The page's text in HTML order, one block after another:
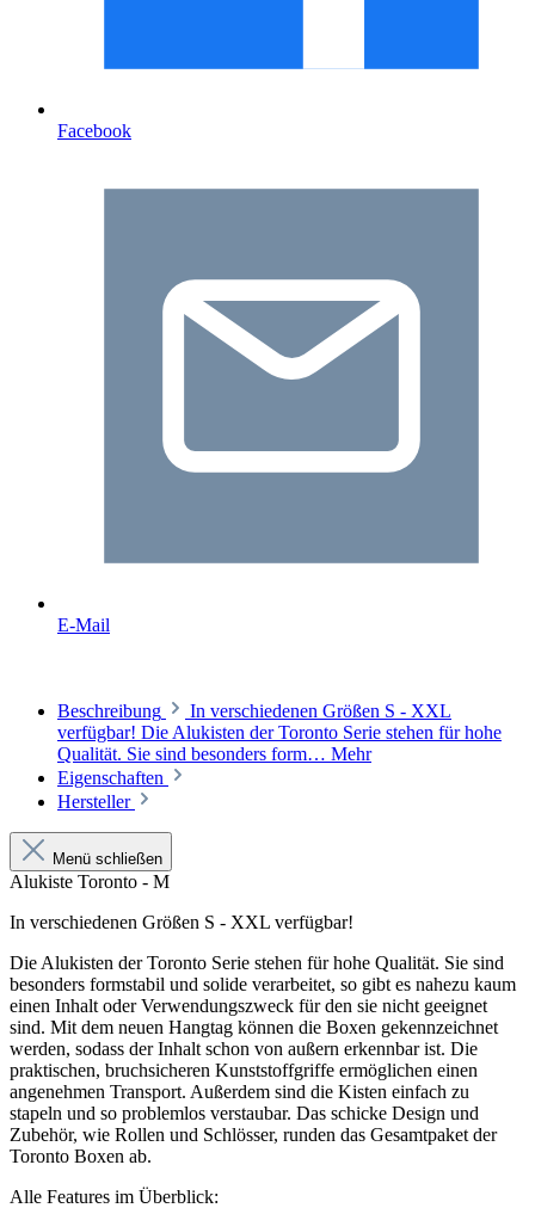
Facebook
E-Mail
Beschreibung
In verschiedenen Größen S - XXL
verfügbar! Die Alukisten der Toronto Serie stehen für hohe
Qualität. Sie sind besonders form… Mehr
Eigenschaften
Hersteller
Menü schließen
Alukiste Toronto - M
In verschiedenen Größen S - XXL verfügbar!
Die Alukisten der Toronto Serie stehen für hohe Qualität. Sie sind
besonders formstabil und solide verarbeitet, so gibt es nahezu kaum
einen Inhalt oder Verwendungszweck für den sie nicht geeignet
sind. Mit dem neuen Hangtag können die Boxen gekennzeichnet
werden, sodass der Inhalt schon von außern erkennbar ist. Die
praktischen, bruchsicheren Kunststoffgriffe ermöglichen einen
angenehmen Transport. Außerdem sind die Kisten einfach zu
stapeln und so problemlos verstaubar. Das schicke Design und
Zubehör, wie Rollen und Schlösser, runden das Gesamtpaket der
Toronto Boxen ab.
Alle Features im Überblick: